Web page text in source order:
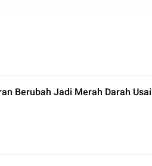
Berubah Jadi Merah Darah Usai